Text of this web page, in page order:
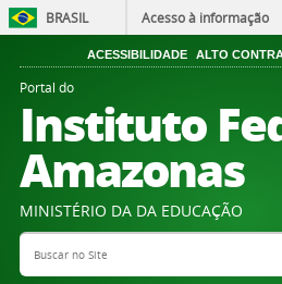
BRASIL Acesso à informação
ACESSIBILIDADE ALTO
Portal do
Instituto
Amazonas
MINISTÉRIO DA DA EDUCAÇÃO
Search Site